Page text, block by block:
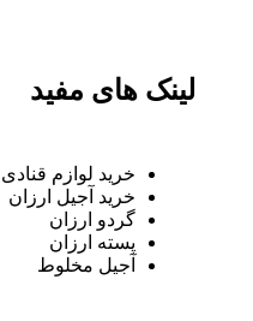
لینک های مفید
خرید لوازم قنادی
خرید آجیل ارزان
گردو ارزان
پسته ارزان
آجیل مخلوط